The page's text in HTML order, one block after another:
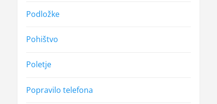
Podložke
Pohištvo
Poletje
Popravilo telefona